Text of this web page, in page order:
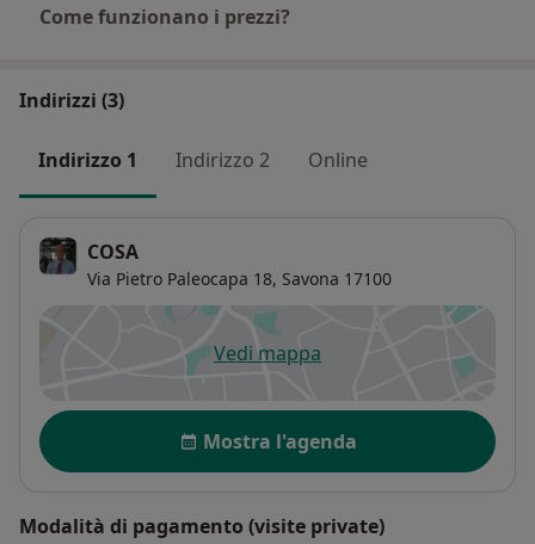
Come funzionano i prezzi?
Indirizzi (3)
Indirizzo 1 Indirizzo 2 Online
COSA
Via Pietro Paleocapa 18, Savona 17100
Vedi mappasi apre in una nuova scheda
Disponibilità
Mostra l'agenda
Modalità di pagamento (visite private)